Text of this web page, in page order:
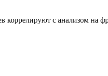
коррелируют с анализом